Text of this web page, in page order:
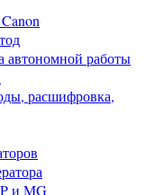
работы
расшифровка,
и MG